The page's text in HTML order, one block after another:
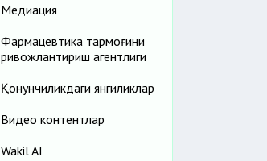
Медиация
Фармацевтика тармоғини
ривожлантириш агентлиги
Қонунчиликдаги янгиликлар
Видео контентлар
Wakil AI